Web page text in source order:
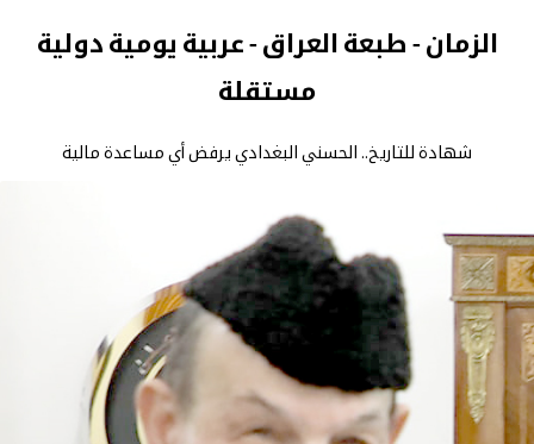
الزمان - طبعة العراق - عربية يومية دولية
مستقلة
شهادة للتاريخ.. الحسني البغدادي يرفض أي مساعدة مالية